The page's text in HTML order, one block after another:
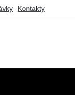
Kontakty